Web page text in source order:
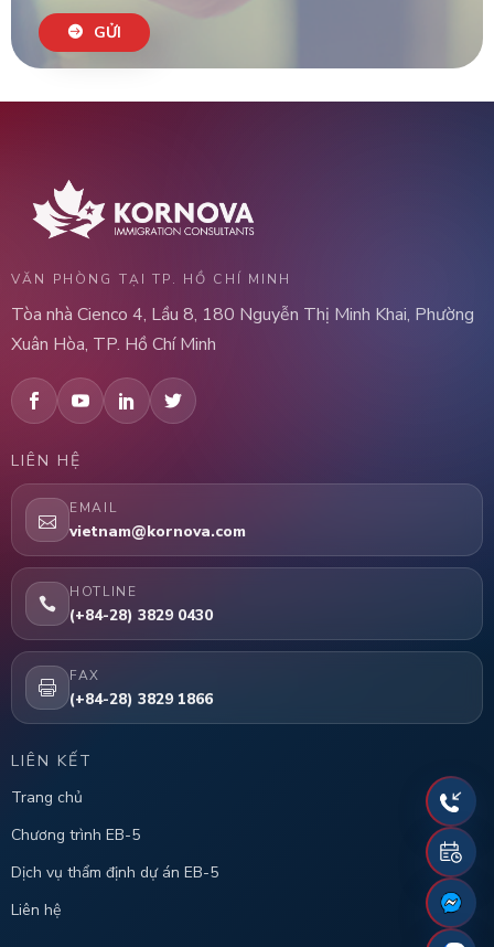
GỬI
VĂN PHÒNG TẠI TP. HỒ CHÍ MINH
Tòa nhà Cienco 4, Lầu 8, 180 Nguyễn Thị Minh Khai, Phường
Xuân Hòa, TP. Hồ Chí Minh
LIÊN HỆ
EMAIL
vietnam@kornova.com
HOTLINE
(+84-28) 3829 0430
FAX
(+84-28) 3829 1866
LIÊN KẾT
Trang chủ
Chương trình EB-5
Dịch vụ thẩm định dự án EB-5
Liên hệ